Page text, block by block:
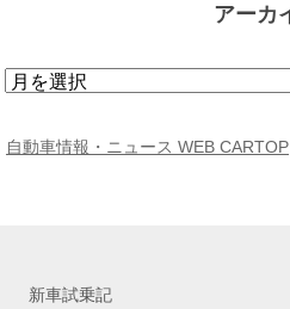
アーカ
ア
カ
自動車情報・ニュース WEB CARTOP
新車試乗記